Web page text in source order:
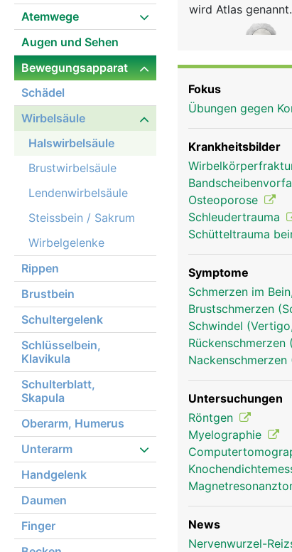
Atemwege
Augen und Sehen
Bewegungsapparat
Schädel
Wirbelsäule
Halswirbelsäule
Brustwirbelsäule
Lendenwirbelsäule
Steissbein / Sakrum
Wirbelgelenke
Rippen
Brustbein
Schultergelenk
Schlüsselbein,
Klavikula
Schulterblatt,
Skapula
Oberarm, Humerus
Unterarm
Handgelenk
Daumen
Finger
wird Atlas genannt.
Halswirbelsäule
Fokus
Übungen gegen
Krankheitsbilder
Osteoporose
Schleudertrauma
Schütteltrauma
Symptome
Schmerzen im
Brustschmerzen
Schwindel
Rückenschmerzen
Untersuchungen
Röntgen
Myelographie
News
Nervenwurzel-